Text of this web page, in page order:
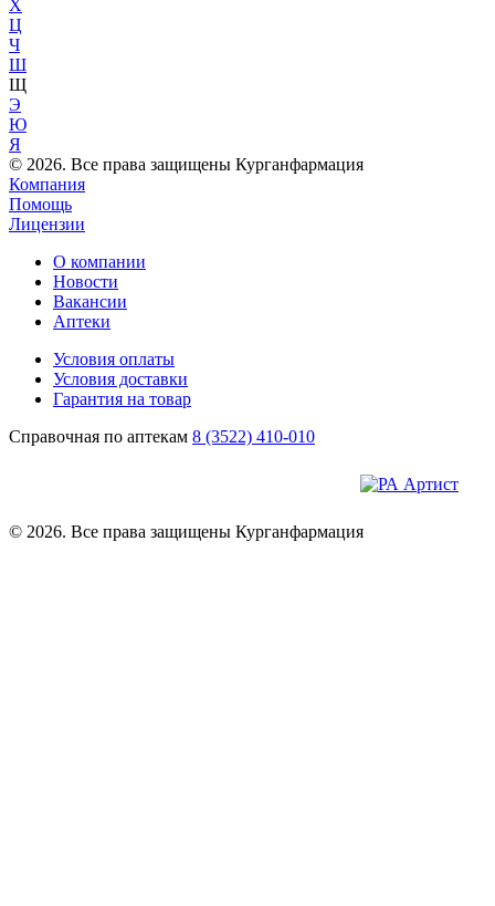
Х
Ц
Ч
Ш
Щ
Э
Ю
Я
© 2026. Все права защищены Курганфармация
Компания
Помощь
Лицензии
О компании
Новости
Вакансии
Аптеки
Условия оплаты
Условия доставки
Гарантия на товар
Справочная по аптекам 8 (3522) 410-010
© 2026. Все права защищены Курганфармация